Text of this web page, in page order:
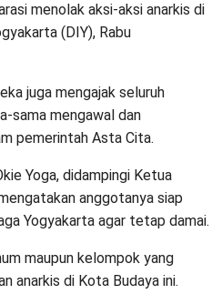
menolak aksi-aksi anarkis di
(DIY), Rabu
juga mengajak seluruh
sama mengawal dan
pemerintah Asta Cita.
Yoga, didampingi Ketua
anggotanya siap
Yogyakarta agar tetap damai.
maupun kelompok yang
anarkis di Kota Budaya ini.